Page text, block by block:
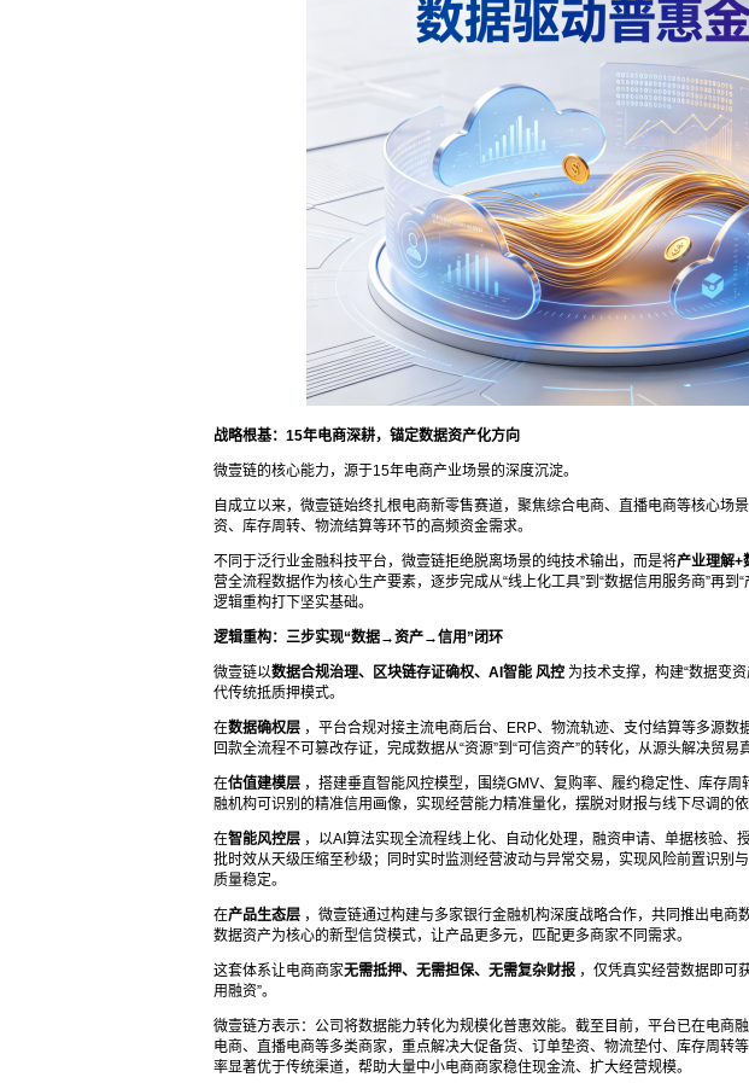
战略根基：15年电商深耕，锚定数据资产化方向
微壹链的核心能力，源于15年电商产业场景的深度沉淀。
自成立以来，微壹链始终扎根电商新零售赛道，聚焦综合电商、直播电商等核心场
资、库存周转、物流结算等环节的高频资金需求。
不同于泛行业金融科技平台，微壹链拒绝脱离场景的纯技术输出，而是将产业理解+
营全流程数据作为核心生产要素，逐步完成从“线上化工具”到“数据信用服务商”再到
逻辑重构打下坚实基础。
逻辑重构：三步实现“数据→资产→信用”闭环
微壹链以数据合规治理、区块链存证确权、AI智能 风控 为技术支撑，构建“数据变
代传统抵质押模式。
在数据确权层 ，平台合规对接主流电商后台、ERP、物流轨迹、支付结算等多源数
回款全流程不可篡改存证，完成数据从“资源”到“可信资产”的转化，从源头解决贸易
在估值建模层 ，搭建垂直智能风控模型，围绕GMV、复购率、履约稳定性、库存
融机构可识别的精准信用画像，实现经营能力精准量化，摆脱对财报与线下尽调的依
在智能风控层 ，以AI算法实现全流程线上化、自动化处理，融资申请、单据核验、
批时效从天级压缩至秒级；同时实时监测经营波动与异常交易，实现风险前置识别
质量稳定。
在产品生态层 ，微壹链通过构建与多家银行金融机构深度战略合作，共同推出电商
数据资产为核心的新型信贷模式，让产品更多元，匹配更多商家不同需求。
这套体系让电商商家无需抵押、无需担保、无需复杂财报 ，仅凭真实经营数据即可
用融资”。
微壹链方表示：公司将数据能力转化为规模化普惠效能。截至目前，平台已在电商
电商、直播电商等多类商家，重点解决大促备货、订单垫资、物流垫付、库存周转
率显著优于传统渠道，帮助大量中小电商商家稳住现金流、扩大经营规模。